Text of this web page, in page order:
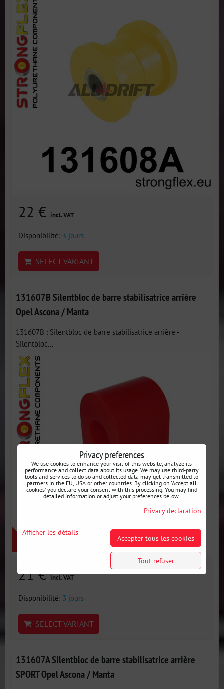
22 € incl. VAT
Disponibilité: 3 jours
SELECT VARIANT
131607B Silentbloc de barre stabilisatrice arrière
Opel Ascona / Manta
131607B : Silentbloc de barre stabilisatrice arrière -
Silentbloc...
21 €incl. VAT
Disponibilité: 3 jours
SELECT VARIANT
131607A Silentbloc de barre stabilisatrice arrière
SPORT Opel Ascona / Manta
Privacy preferences
We use cookies to enhance your visit of this website, analyze its
performance and collect data about its usage. We may use third-party
tools and services to do so and collected data may get transmitted to
partners in the EU, USA or other countries. By clicking on 'Accept all
cookies' you declare your consent with this processing. You may find
detailed information or adjust your preferences below.
Privacy declaration
Afficher les détails
Accepter tous les cookies
Tout refuser